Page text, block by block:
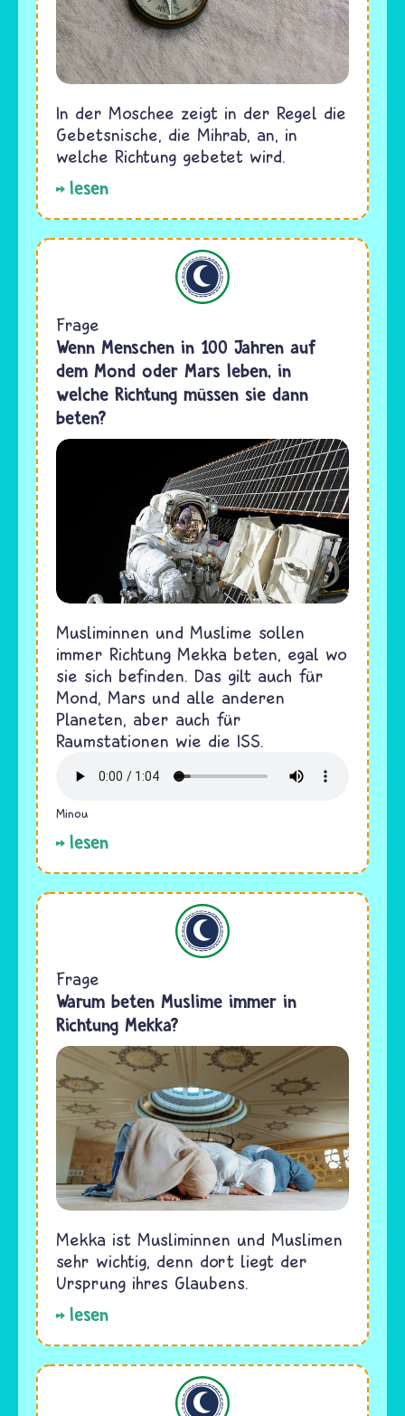
In der Moschee zeigt in der Regel die
Gebetsnische, die Mihrab, an, in
welche Richtung gebetet wird.
lesen
Frage
Wenn Menschen in 100 Jahren auf
dem Mond oder Mars leben, in
welche Richtung müssen sie dann
beten?
Musliminnen und Muslime sollen
immer Richtung Mekka beten, egal wo
sie sich befinden. Das gilt auch für
Mond, Mars und alle anderen
Planeten, aber auch für
Raumstationen wie die ISS.
Minou
lesen
Frage
Warum beten Muslime immer in
Richtung Mekka?
Mekka ist Musliminnen und Muslimen
sehr wichtig, denn dort liegt der
Ursprung ihres Glaubens.
lesen